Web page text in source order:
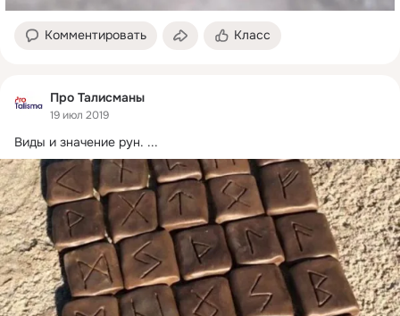
Комментировать Класс
Про Талисманы
19 июл 2019
Виды и значение рун. ...